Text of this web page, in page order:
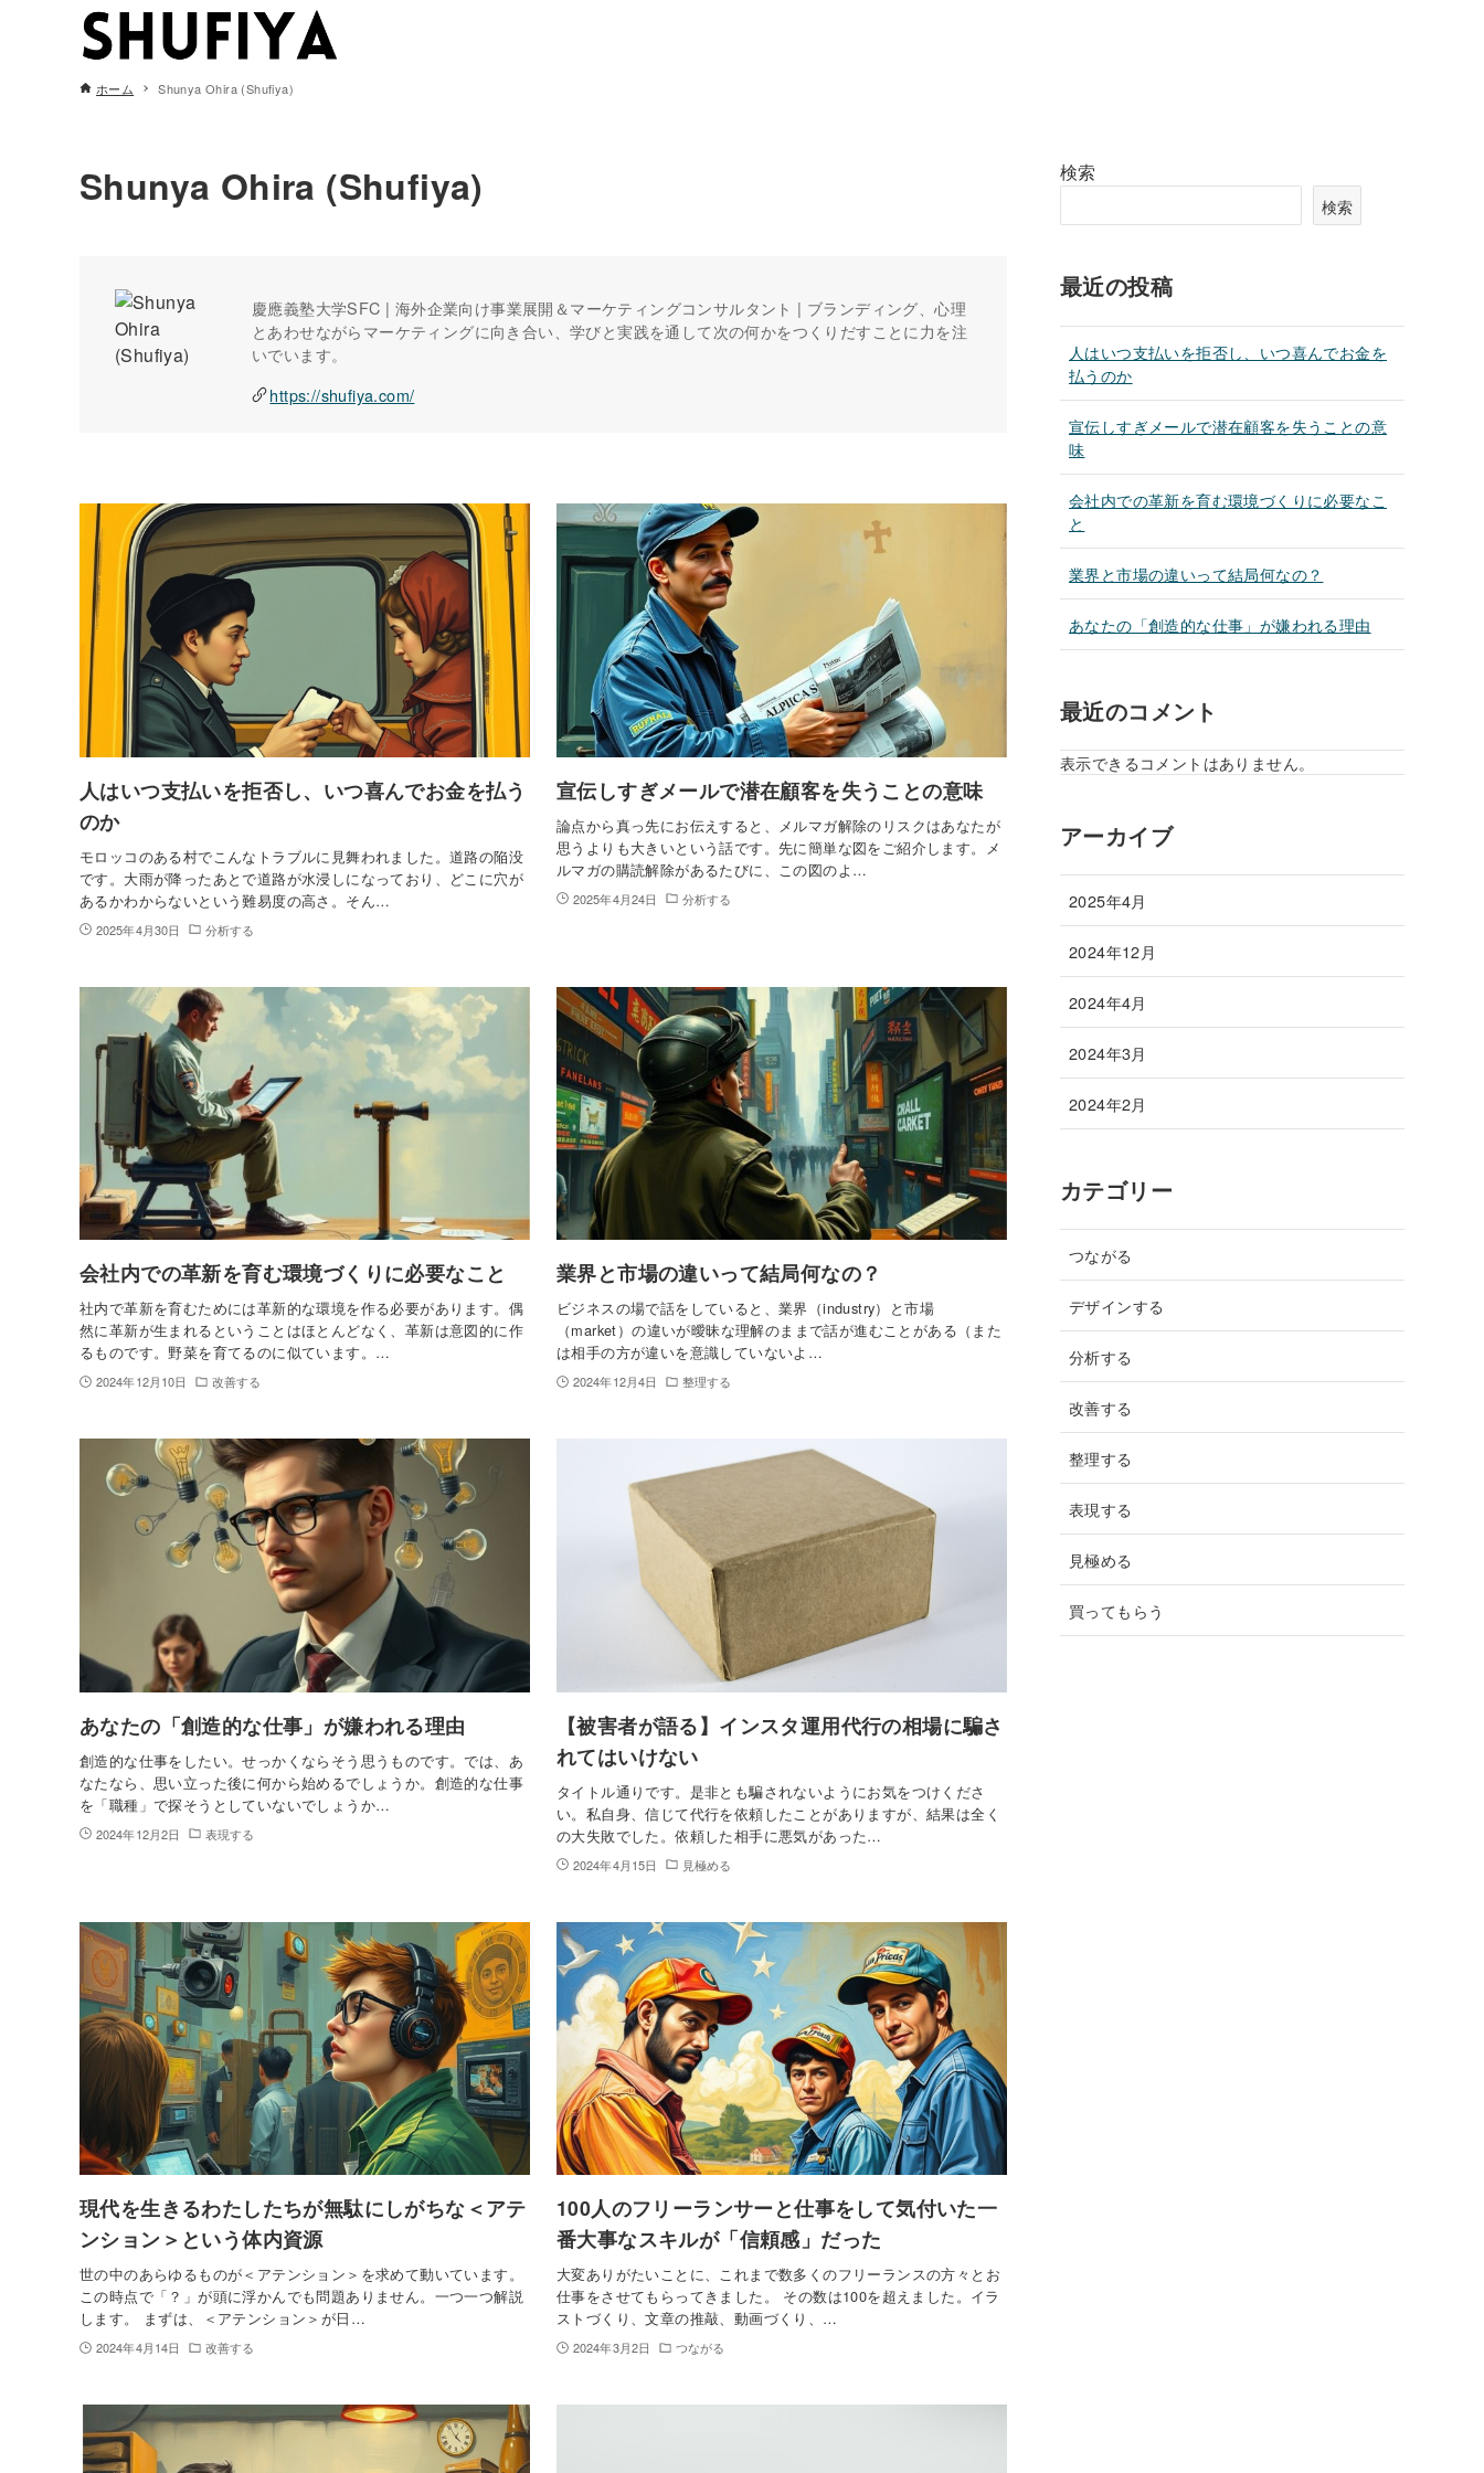
ホーム Shunya Ohira (Shufiya)
Shunya Ohira (Shufiya)
慶應義塾大学SFC | 海外企業向け事業展開＆マーケティングコンサルタント | ブランディング、心理
とあわせながらマーケティングに向き合い、学びと実践を通して次の何かをつくりだすことに力を注
いでいます。
https://shufiya.com/
人はいつ支払いを拒否し、いつ喜んでお金を払う
のか
モロッコのある村でこんなトラブルに見舞われました。道路の陥没
です。大雨が降ったあとで道路が水浸しになっており、どこに穴が
あるかわからないという難易度の高さ。そん…
2025年4月30日 分析する
宣伝しすぎメールで潜在顧客を失うことの意味
論点から真っ先にお伝えすると、メルマガ解除のリスクはあなたが
思うよりも大きいという話です。先に簡単な図をご紹介します。メ
ルマガの購読解除があるたびに、この図のよ…
2025年4月24日 分析する
会社内での革新を育む環境づくりに必要なこと
社内で革新を育むためには革新的な環境を作る必要があります。偶
然に革新が生まれるということはほとんどなく、革新は意図的に作
るものです。野菜を育てるのに似ています。…
2024年12月10日 改善する
業界と市場の違いって結局何なの？
ビジネスの場で話をしていると、業界（industry）と市場
（market）の違いが曖昧な理解のままで話が進むことがある（また
は相手の方が違いを意識していないよ…
2024年12月4日 整理する
あなたの「創造的な仕事」が嫌われる理由
創造的な仕事をしたい。せっかくならそう思うものです。では、あ
なたなら、思い立った後に何から始めるでしょうか。創造的な仕事
を「職種」で探そうとしていないでしょうか…
2024年12月2日 表現する
【被害者が語る】インスタ運用代行の相場に騙さ
れてはいけない
タイトル通りです。是非とも騙されないようにお気をつけくださ
い。私自身、信じて代行を依頼したことがありますが、結果は全く
の大失敗でした。依頼した相手に悪気があった…
2024年4月15日 見極める
現代を生きるわたしたちが無駄にしがちな＜アテ
ンション＞という体内資源
世の中のあらゆるものが＜アテンション＞を求めて動いています。
この時点で「？」が頭に浮かんでも問題ありません。一つ一つ解説
します。 まずは、＜アテンション＞が日…
2024年4月14日 改善する
100人のフリーランサーと仕事をして気付いた一
番大事なスキルが「信頼感」だった
大変ありがたいことに、これまで数多くのフリーランスの方々とお
仕事をさせてもらってきました。 その数は100を超えました。イラ
ストづくり、文章の推敲、動画づくり、…
2024年3月2日 つながる
検索
検索
最近の投稿
人はいつ支払いを拒否し、いつ喜んでお金を
払うのか
宣伝しすぎメールで潜在顧客を失うことの意
味
会社内での革新を育む環境づくりに必要なこ
と
業界と市場の違いって結局何なの？
あなたの「創造的な仕事」が嫌われる理由
最近のコメント
表示できるコメントはありません。
アーカイブ
2025年4月
2024年12月
2024年4月
2024年3月
2024年2月
カテゴリー
つながる
デザインする
分析する
改善する
整理する
表現する
見極める
買ってもらう